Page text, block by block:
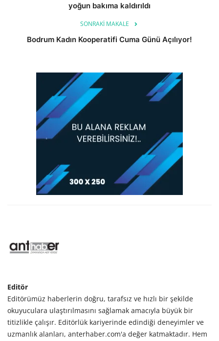
yoğun bakıma kaldırıldı
SONRAKI MAKALE
Bodrum Kadın Kooperatifi Cuma Günü Açılıyor!
Editör
Editörümüz haberlerin doğru, tarafsız ve hızlı bir şekilde
okuyuculara ulaştırılmasını sağlamak amacıyla büyük bir
titizlikle çalışır. Editörlük kariyerinde edindiği deneyimler ve
uzmanlık alanları, anterhaber.com'a değer katmaktadır. Hem